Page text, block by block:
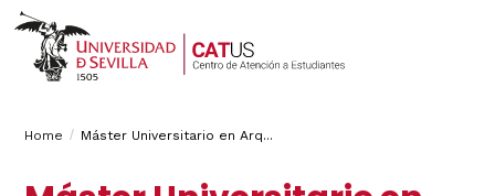
Breadcrumbs
You
Home Máster Universitario en Arq...